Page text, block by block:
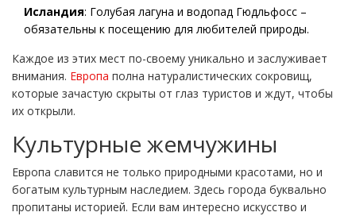
Исландия: Голубая лагуна и водопад Гюдльфосс –
обязательны к посещению для любителей природы.
Каждое из этих мест по-своему уникально и заслуживает
внимания. Европа полна натуралистических сокровищ,
которые зачастую скрыты от глаз туристов и ждут, чтобы
их открыли.
Культурные жемчужины
Европа славится не только природными красотами, но и
богатым культурным наследием. Здесь города буквально
пропитаны историей. Если вам интересно искусство и